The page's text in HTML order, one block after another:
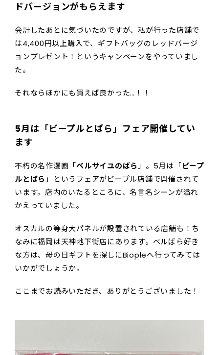
ドバージョンがもらえます
会計したあとに気づいたのですが、私が行った店舗で
は4,400円以上購入で、ギフトバッグのレッドバージ
ョンプレゼント！というキャンペーンをやっていまし
た。
それならほかにも買えば良かった…！！
5月は「ビープルとばら」フェア開催してい
ます
不朽の名作漫画「ベルサイユのばら 」。5月は「ビープ
ルとばら 」というフェアがビープル店舗で開催されて
います。店内のいたるところに、名言名シーンが溢れ
かえっていました。
オスカルの等身大パネルが設置されている店舗も！ち
なみに福岡は天神地下街店にあります。ベルばら好き
な方は、母の日ギフトを探しにBiopleへ行ってみては
いかがでしょうか。
ここまでお読みいただき、ありがとうございました！